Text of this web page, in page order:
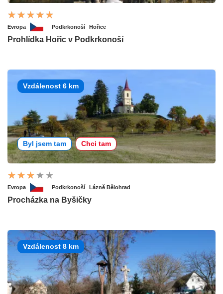
Evropa Podkrkonoší Hořice
Prohlídka Hořic v Podkrkonoší
Vzdálenost 6 km
Byl jsem tam Chci tam
Evropa Podkrkonoší Lázně Bělohrad
Procházka na Byšičky
Vzdálenost 8 km